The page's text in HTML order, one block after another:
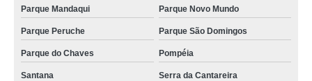
Parque Mandaqui Parque Novo Mundo
Parque Peruche Parque São Domingos
Parque do Chaves Pompéia
Santana Serra da Cantareira